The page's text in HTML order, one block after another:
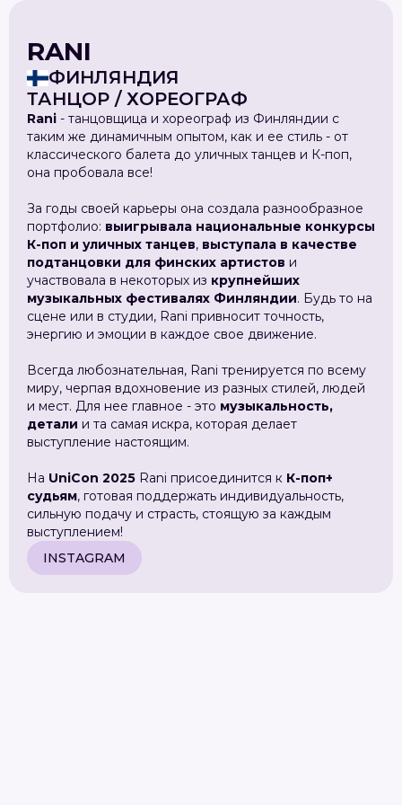
RANI
ФИНЛЯНДИЯ
ТАНЦОР / ХОРЕОГРАФ
Rani - танцовщица и хореограф из Финляндии с
таким же динамичным опытом, как и ее стиль - от
классического балета до уличных танцев и К-поп,
она пробовала все!
За годы своей карьеры она создала разнообразное
портфолио: выигрывала национальные конкурсы
К-поп и уличных танцев, выступала в качестве
подтанцовки для финских артистов и
участвовала в некоторых из крупнейших
музыкальных фестивалях Финляндии. Будь то на
сцене или в студии, Rani привносит точность,
энергию и эмоции в каждое свое движение.
Всегда любознательная, Rani тренируется по всему
миру, черпая вдохновение из разных стилей, людей
и мест. Для нее главное - это музыкальность,
детали и та самая искра, которая делает
выступление настоящим.
На UniCon 2025 Rani присоединится к К-поп+
судьям, готовая поддержать индивидуальность,
сильную подачу и страсть, стоящую за каждым
выступлением!
INSTAGRAM